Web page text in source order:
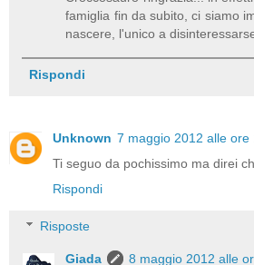
famiglia fin da subito, ci siamo
nascere, l'unico a
Rispondi
Unknown 7 maggio 2012 alle ore
Ti seguo da pochissimo ma direi
Rispondi
Risposte
Giada
8 maggio 2012 alle